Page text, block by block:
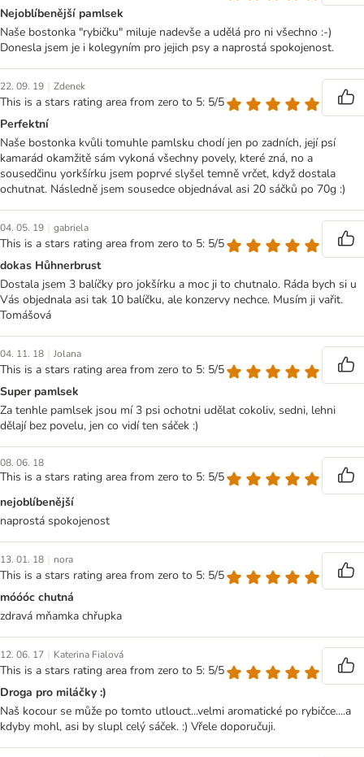
Nejoblíbenější pamlsek
Naše bostonka "rybičku" miluje nadevše a udělá pro ni všechno :-)
Donesla jsem je i kolegyním pro jejich psy a naprostá spokojenost.
22. 09. 19 | Zdenek
This is a stars rating area from zero to 5: 5/5
Perfektní
Naše bostonka kvůli tomuhle pamlsku chodí jen po zadních, její psí
kamarád okamžitě sám vykoná všechny povely, které zná, no a
sousedčinu yorkšírku jsem poprvé slyšel temně vrčet, když dostala
ochutnat. Následně jsem sousedce objednával asi 20 sáčků po 70g :)
04. 05. 19 | gabriela
This is a stars rating area from zero to 5: 5/5
dokas Hůhnerbrust
Dostala jsem 3 balíčky pro jokšírku a moc ji to chutnalo. Ráda bych si u
Vás objednala asi tak 10 balíčku, ale konzervy nechce. Musím ji vařit.
Tomášová
04. 11. 18 | Jolana
This is a stars rating area from zero to 5: 5/5
Super pamlsek
Za tenhle pamlsek jsou mí 3 psi ochotni udělat cokoliv, sedni, lehni
dělají bez povelu, jen co vidí ten sáček :)
08. 06. 18
This is a stars rating area from zero to 5: 5/5
nejoblíbenější
naprostá spokojenost
13. 01. 18 | nora
This is a stars rating area from zero to 5: 5/5
móóóc chutná
zdravá mňamka chřupka
12. 06. 17 | Katerina Fialová
This is a stars rating area from zero to 5: 5/5
Droga pro miláčky :)
Naš kocour se může po tomto utlouct...velmi aromatické po rybičce....a
kdyby mohl, asi by slupl celý sáček. :) Vřele doporučuji.